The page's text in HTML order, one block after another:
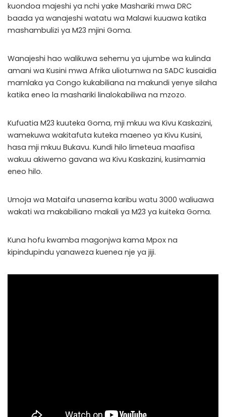
kuondoa majeshi ya nchi yake Mashariki mwa DRC
baada ya wanajeshi watatu wa Malawi kuuawa katika
mashambulizi ya M23 mjini Goma.
Wanajeshi hao walikuwa sehemu ya ujumbe wa kulinda
amani wa Kusini mwa Afrika uliotumwa na SADC kusaidia
mamlaka ya Congo kukabiliana na makundi yenye silaha
katika eneo la mashariki linalokabiliwa na mzozo.
Kufuatia M23 kuuteka Goma, mji mkuu wa Kivu Kaskazini,
wamekuwa wakitafuta kuteka maeneo ya Kivu Kusini,
hasa mji mkuu Bukavu. Kundi hilo limeteua maafisa
wakuu akiwemo gavana wa Kivu Kaskazini, kusimamia
eneo hilo.
Umoja wa Mataifa unasema karibu watu 3000 waliuawa
wakati wa makabiliano makali ya M23 ya kuiteka Goma.
Kuna hofu kwamba magonjwa kama Mpox na
kipindupindu yanaweza kuenea nje ya jiji.